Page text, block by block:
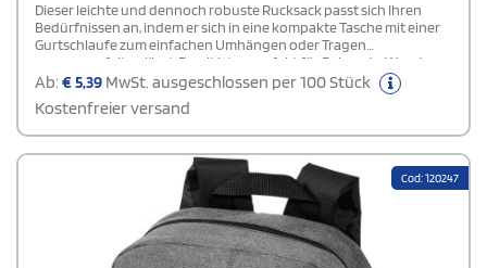
Dieser leichte und dennoch robuste Rucksack passt sich Ihren
Bedürfnissen an, indem er sich in eine kompakte Tasche mit einer
Gurtschlaufe zum einfachen Umhängen oder Tragen
zusammenfalten lässt. Damit ist er perfekt für Reisende, Wanderer
und den täglichen Gebrauch. Ausgestattet mit einem Hauptfach
mit Reißverschluss, einer Fronttasche mit Reißverschluss, zwei
Seitentaschen und verstellbaren Schulterriemen. Hergestellt aus
PVC-freiem, recyceltem Polyester. Fassungsvermögen: 15 Liter.
Ab:€5,39 MwSt. ausgeschlossen per 100 Stück
Kostenfreier versand
Cod: 120247